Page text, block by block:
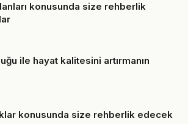
konusunda size rehberlik
ile hayat kalitesini artırmanın
konusunda size rehberlik edecek